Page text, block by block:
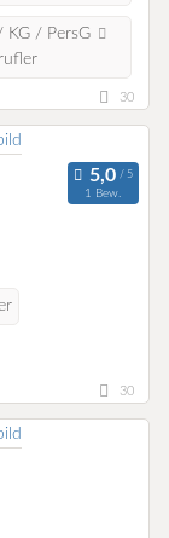
KG / PersG
30
1 Bew.
30